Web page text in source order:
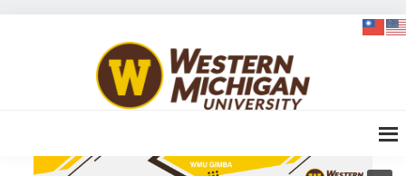
Skip
Skip
Skip
WMU-
GIMBA
全球創
新管理